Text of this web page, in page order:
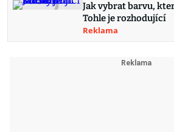
Jak vybrat barvu,
Tohle je rozhodující
Reklama